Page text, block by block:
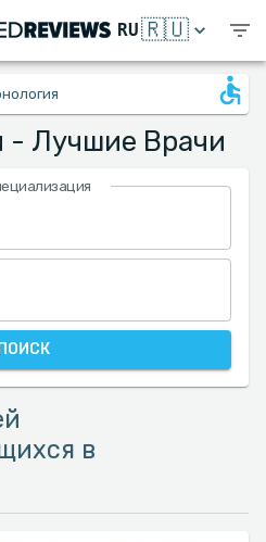
RU🇷🇺
- Лучшие Врачи
ПОИСК
в